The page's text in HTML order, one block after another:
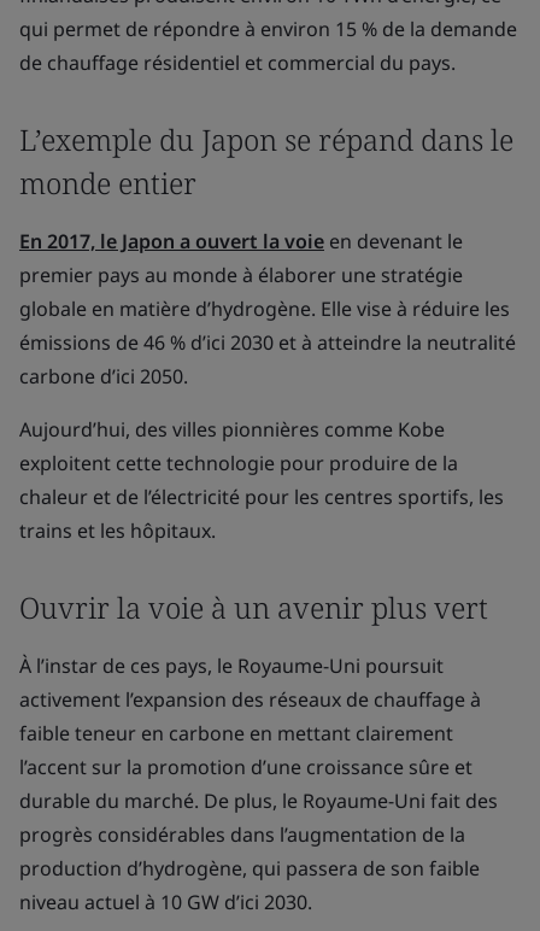
qui permet de répondre à environ 15 % de la demande
de chauffage résidentiel et commercial du pays.
L’exemple du Japon se répand dans le
monde entier
En 2017, le Japon a ouvert la voie en devenant le
premier pays au monde à élaborer une stratégie
globale en matière d’hydrogène. Elle vise à réduire les
émissions de 46 % d’ici 2030 et à atteindre la neutralité
carbone d’ici 2050.
Aujourd’hui, des villes pionnières comme Kobe
exploitent cette technologie pour produire de la
chaleur et de l’électricité pour les centres sportifs, les
trains et les hôpitaux.
Ouvrir la voie à un avenir plus vert
À l’instar de ces pays, le Royaume-Uni poursuit
activement l’expansion des réseaux de chauffage à
faible teneur en carbone en mettant clairement
l’accent sur la promotion d’une croissance sûre et
durable du marché. De plus, le Royaume-Uni fait des
progrès considérables dans l’augmentation de la
production d’hydrogène, qui passera de son faible
niveau actuel à 10 GW d’ici 2030.